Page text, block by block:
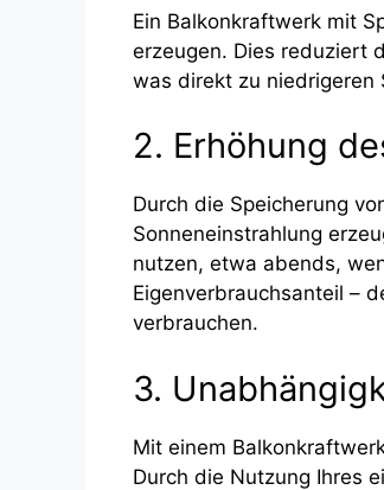
Ein Balkonkraftwerk mit
erzeugen. Dies reduziert
was direkt zu niedrigeren
2. Erhöhung
Durch die Speicherung
Sonneneinstrahlung
nutzen, etwa abends,
Eigenverbrauchsanteil –
verbrauchen.
3.
Mit einem
Durch die Nutzung Ihres